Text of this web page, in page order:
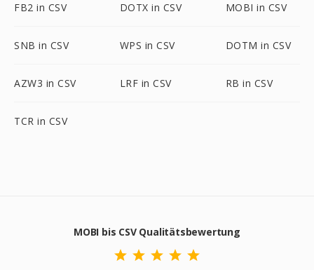
FB2 in CSV DOTX in CSV MOBI in CSV
SNB in CSV WPS in CSV DOTM in CSV
AZW3 in CSV LRF in CSV RB in CSV
TCR in CSV
MOBI bis CSV Qualitätsbewertung